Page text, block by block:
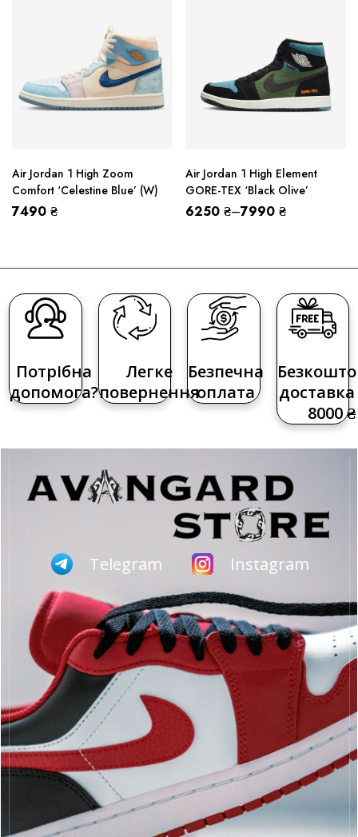
Air Jordan 1 High Zoom
Comfort ‘Celestine Blue’ (W)
7490 ₴
Air Jordan 1 High Element
GORE-TEX ‘Black Olive’
6250 ₴–7990 ₴
Потрібна
допомога?
Легке
повернення
Безпечна
оплата
доставка
8000 ₴
Telegram Instagram